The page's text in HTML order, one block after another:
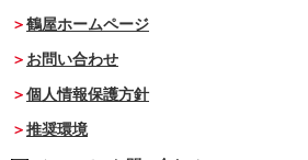
鶴屋ホームページ
お問い合わせ
個人情報保護方針
推奨環境